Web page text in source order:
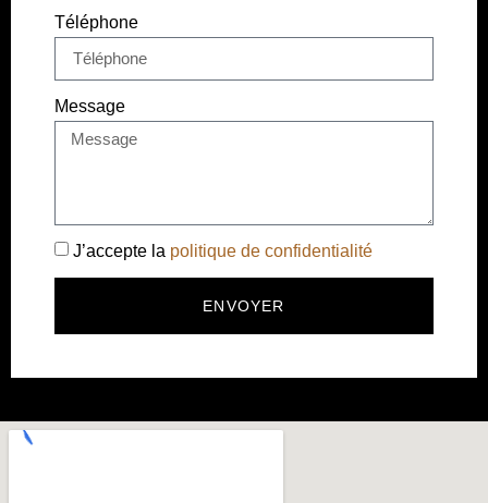
Téléphone
Message
J’accepte la politique de confidentialité
ENVOYER